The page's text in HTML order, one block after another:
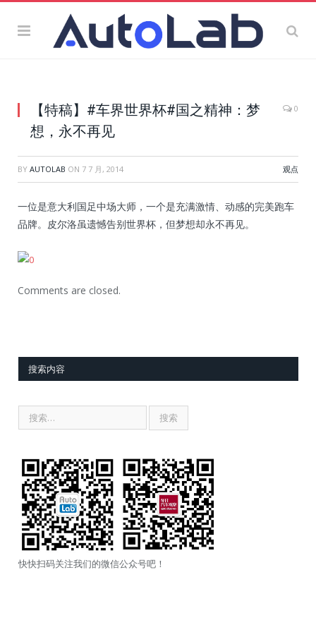
【特稿】#车界世界杯#国之精神：梦
想，永不再见
0
BY AUTOLAB ON 7 7 月, 2014 观点
一位是意大利国足中场大师，一个是充满激情、动感的完美跑车
品牌。皮尔洛虽遗憾告别世界杯，但梦想却永不再见。
Comments are closed.
搜索内容
快快扫码关注我们的微信公众号吧！